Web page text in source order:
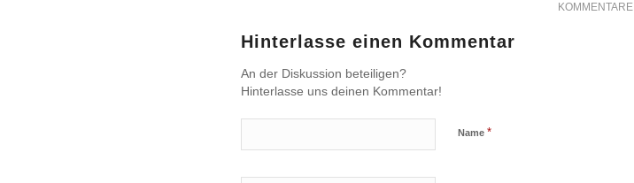
KOMMENTARE
Hinterlasse einen Kommentar
An der Diskussion beteiligen?
Hinterlasse uns deinen Kommentar!
Name *